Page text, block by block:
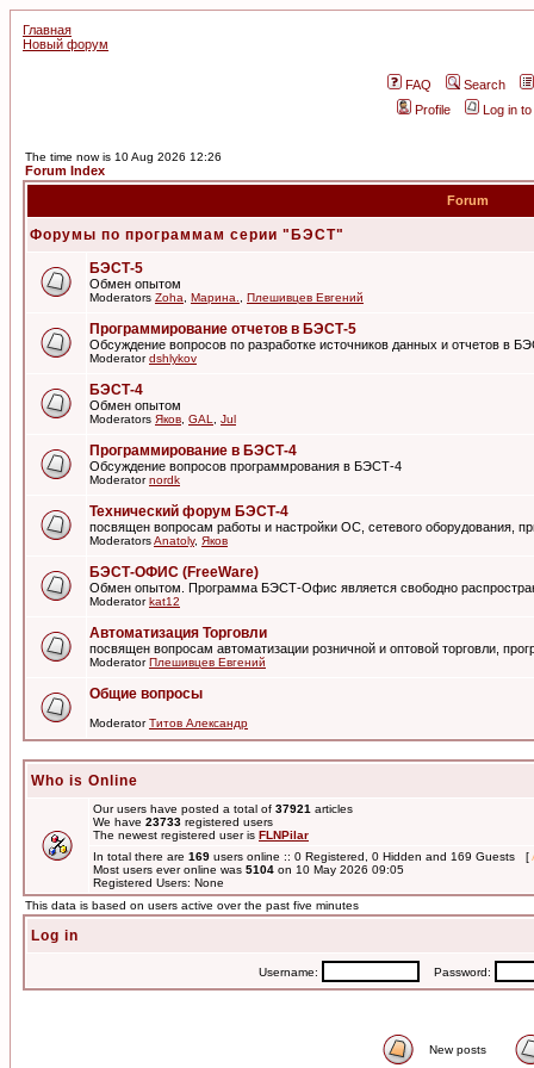
Главная
Новый форум
FAQ
Search
Profile
Log in
The time now is 10 Aug 2026 12:26
Forum Index
Forum
Форумы по программам серии "БЭСТ"
БЭСТ-5
Обмен опытом
Moderators Zoha Марина. Плешивцев Евгений
Программирование отчетов в БЭСТ-5
Обсуждение вопросов по разработке источников данных и отчетов в
Moderatordshlykov
БЭСТ-4
Обмен опытом
Moderators Яков GAL Jul
Программирование в БЭСТ-4
Обсуждение вопросов программрования в БЭСТ-4
Moderatornordk
Технический форум БЭСТ-4
посвящен вопросам работы и настройки ОС, сетевого оборудования,
ModeratorsAnatoly, Яков
БЭСТ-ОФИС (FreeWare)
Обмен опытом. Программа БЭСТ-Офис является свободно
Moderatorkat12
Автоматизация Торговли
посвящен вопросам автоматизации розничной и оптовой торговли,
ModeratorПлешивцев Евгений
Общие вопросы
ModeratorТитов Александр
Who is Online
Our users have posted a total of 37921 articles
We have 23733 registered users
The newest registered user is FLNPilar
In total there are 169 users online :: 0 Registered, 0 Hidden and 169 Guests [
Most users ever online was 5104 on 10 May 2026 09:05
Registered Users: None
This data is based on users active over the past five minutes
Log in
Username: Password:
New posts